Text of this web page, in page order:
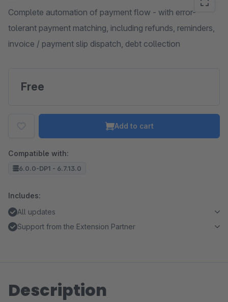
Complete automation of payment flow - with error-
tolerant payment matching, including refunds, reminders,
invoice / payment slip dispatch, debt collection
Free
Add to cart
Compatible with:
6.0.0-DP1 - 6.7.13.0
Includes:
All updates
Support from the Extension Partner
Description